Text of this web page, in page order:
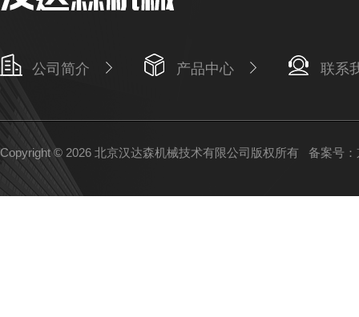
公司简介 产品中心 联系
Copyright © 2026 北京汉达森机械技术有限公司版权所有 备案号：